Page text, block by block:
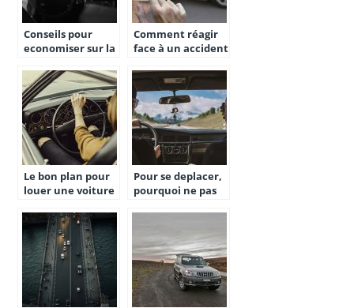
Conseils pour
economiser sur la
voiture en
vacances
Comment réagir
face à un accident
ralentissement ?
Le bon plan pour
louer une voiture
sejour en Guyane
Pour se deplacer,
pourquoi ne pas